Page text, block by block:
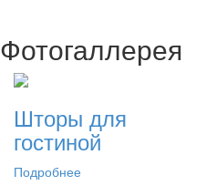
Фотогаллерея
Шторы для
гостиной
Подробнее